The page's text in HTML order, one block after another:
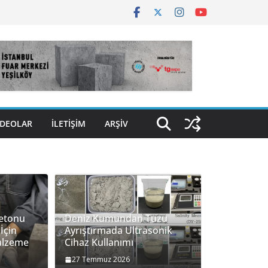
İLETIŞIM ARŞİV
Deniz Kumundan Tuzu
Ayrıştırmada Ultrasonik
Cihaz Kullanımı
27 Temmuz 2026